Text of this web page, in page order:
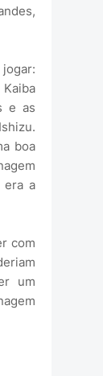
e as
boa
era a
com
um